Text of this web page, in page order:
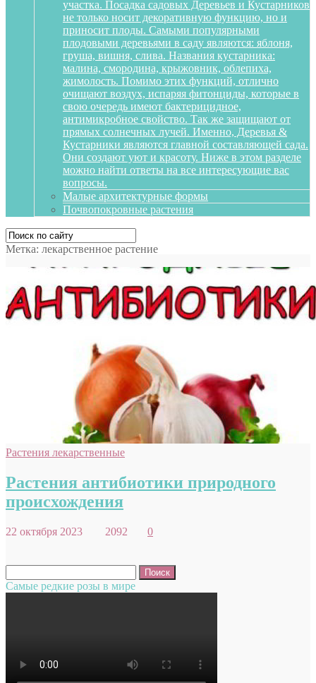
участка. Посадка садовых Деревьев и Кустарников
не только носит декоративную функцию, но и
приносит плоды. Самыми популярными
плодовыми деревьями в саду являются: яблоня,
груша, вишня, слива. Названия кустарника:
малина, смородина, крыжовник, облепиха,
жимолость. Помимо этих функций, отлично
очищают воздух, испаряя фитонциды, которые в
свою очередь имеют бактерицидное,
антимикробное свойство. Так же защищают от
прямых солнечных лучей. Именно, Деревья &
Кустарники являются главной составляющей сада.
Они создают уют и красоту. Ниже в этом разделе
можно найти ответы на все интересующие вас
вопросы.
Малые архитектурные формы
Почвопокровные растения
Метка: лекарственное растение
Растения лекарственные
Растения антибиотики природного
происхождения
22 октября 2023 2092 0
Самые редкие розы в мире